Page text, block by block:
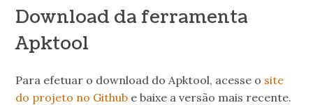
Download da ferramenta
Apktool
Para efetuar o download do Apktool, acesse o site
do projeto no Github e baixe a versão mais recente.